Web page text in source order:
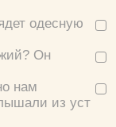
одесную
Он
нам
из уст